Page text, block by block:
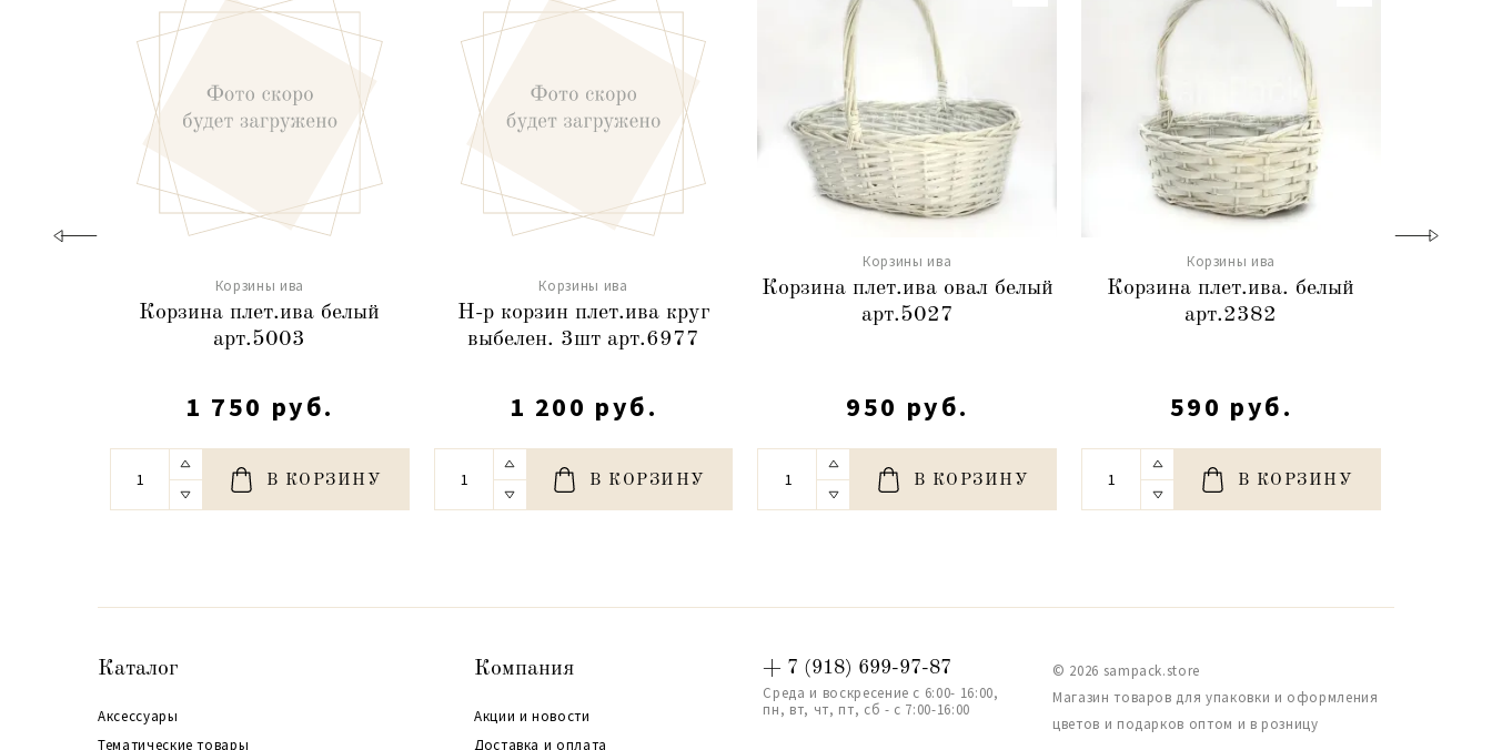
Корзины ива
Корзина плет.ива белый
арт.5003
1 750 руб.
В КОРЗИНУ
Корзины ива
Н-р корзин плет.ива круг
выбелен. 3шт арт.6977
1 200 руб.
В КОРЗИНУ
Корзины ива
Корзина плет.ива овал белый
арт.5027
950 руб.
В КОРЗИНУ
Корзины ива
Корзина плет.ива. белый
арт.2382
590 руб.
В КОРЗИНУ
Каталог
Аксессуары
Тематические товары
Компания
Акции и новости
Доставка и оплата
+ 7 (918) 699-97-87
Среда и воскресение с 6:00- 16:00,
пн, вт, чт, пт, сб - с 7:00-16:00
© 2026 sampack.store
Магазин товаров для упаковки и оформления
цветов и подарков оптом и в розницу